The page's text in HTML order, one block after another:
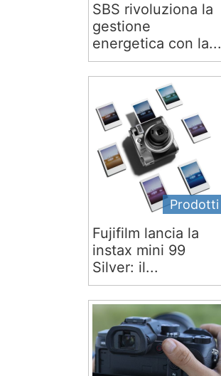
SBS rivoluziona la
gestione
energetica con la...
Prodotti
Fujifilm lancia la
instax mini 99
Silver: il...